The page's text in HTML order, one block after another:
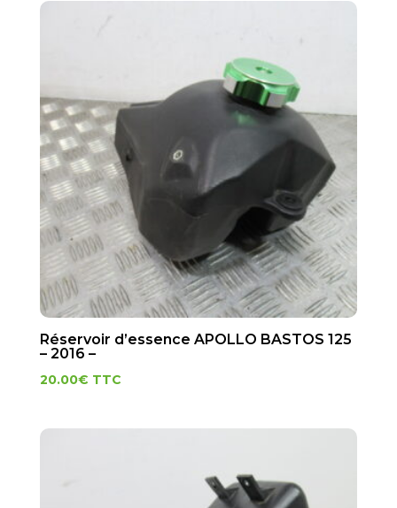
Réservoir d’essence APOLLO BASTOS 125
– 2016 –
20.00€ TTC